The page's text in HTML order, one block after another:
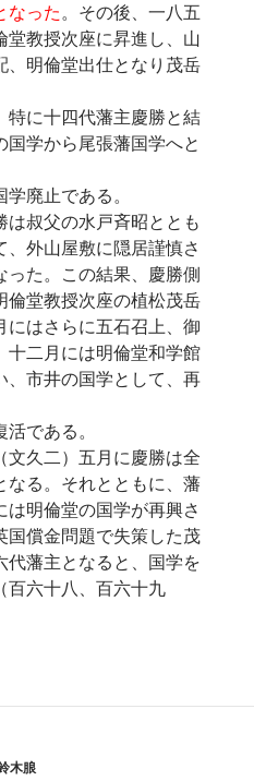
なった 。その後、一八五
堂教授次座に昇進し、山
、明倫堂出仕となり茂岳
に十四代藩主慶勝と結
学から尾張藩国学へと
廃止である。
叔父の水戸斉昭ととも
外山屋敷に隠居謹慎さ
った。この結果、慶勝側
倫堂教授次座の植松茂岳
にはさらに五石召上、御
十二月には明倫堂和学館
、市井の国学として、再
である。
久二）五月に慶勝は全
なる。それとともに、藩
明倫堂の国学が再興さ
国償金問題で失策した茂
代藩主となると、国学を
百六十八、百六十九
木朖